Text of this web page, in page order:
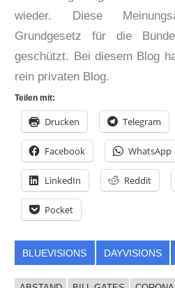
wieder. Diese
Grundgesetz für die
geschützt. Bei diesem Blog
rein privaten Blog.
Teilen mit:
Drucken Telegram
Facebook WhatsApp
LinkedIn Reddit
Pocket
BLUEVISIONS DAYVISIONS